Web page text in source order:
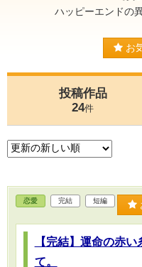
ハッピーエンドの
お
投稿作品
24件
恋愛 完結 短編
【完結】運命の赤
て。